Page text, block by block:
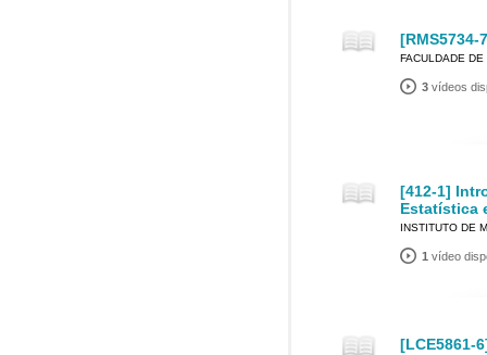
FACULDADE
3 vídeos
[412-1]
Estatística
INSTITUTO DE
1 vídeo
[LCE5861-